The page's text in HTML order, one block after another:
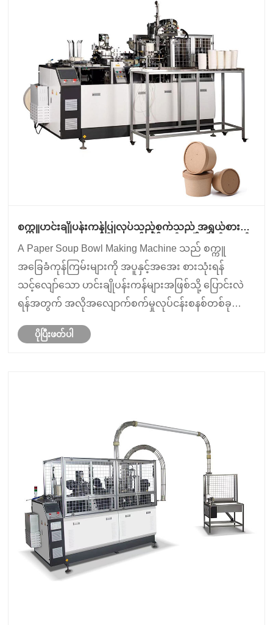
စက္ကူဟင်းချိုပန်းကန်ပြုလုပ်သည့်စက်သည် အရွယ်စားနိုင်
သော အစားအစာထုပ်ပိုးမှုထုတ်လုပ်မှုကို မည်သို့ပံ့ပိုးကူညီ
သနည်း။
A Paper Soup Bowl Making Machine သည် စက္ကူ
အခြေခံကုန်ကြမ်းများကို အပူနှင့်အအေး စားသုံးရန်
သင့်လျော်သော ဟင်းချိုပန်းကန်များအဖြစ်သို့ ပြောင်းလဲ
ရန်အတွက် အလိုအလျောက်စက်မှုလုပ်ငန်းစနစ်တစ်ခု
လုပ်ငန်းတွင် အထူးသဖြင့် လျင်မြန်သောဝန်ဆောင်မှုပေး
ပိုပြီးဖတ်ပါ